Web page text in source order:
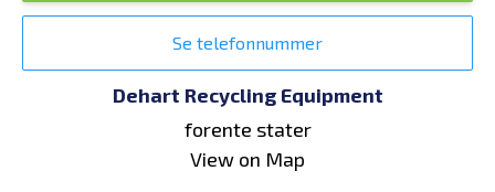
Se telefonnummer
Dehart Recycling Equipment
forente stater
View on Map